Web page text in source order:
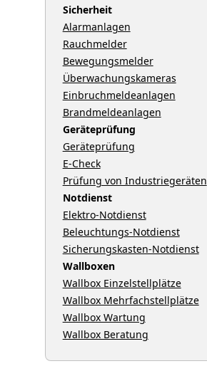
Sicherheit
Alarmanlagen
Rauchmelder
Bewegungsmelder
Überwachungskameras
Einbruchmeldeanlagen
Brandmeldeanlagen
Geräteprüfung
Geräteprüfung
E-Check
Prüfung von Industriegeräten
Notdienst
Elektro-Notdienst
Beleuchtungs-Notdienst
Sicherungskasten-Notdienst
Wallboxen
Wallbox Einzelstellplätze
Wallbox Mehrfachstellplätze
Wallbox Wartung
Wallbox Beratung